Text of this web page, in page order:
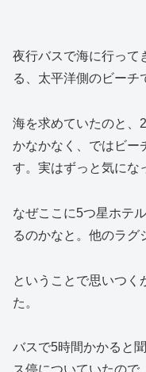
夜行バスで海に行って
る、太平洋側のビーチ
海を求めていたのと、
かなかなく、ではビー
す。実はずっと気にな
なぜここに5つ星ホテ
るのかなと。他のラグ
ということで思いつく
た。
バスで5時間かかると